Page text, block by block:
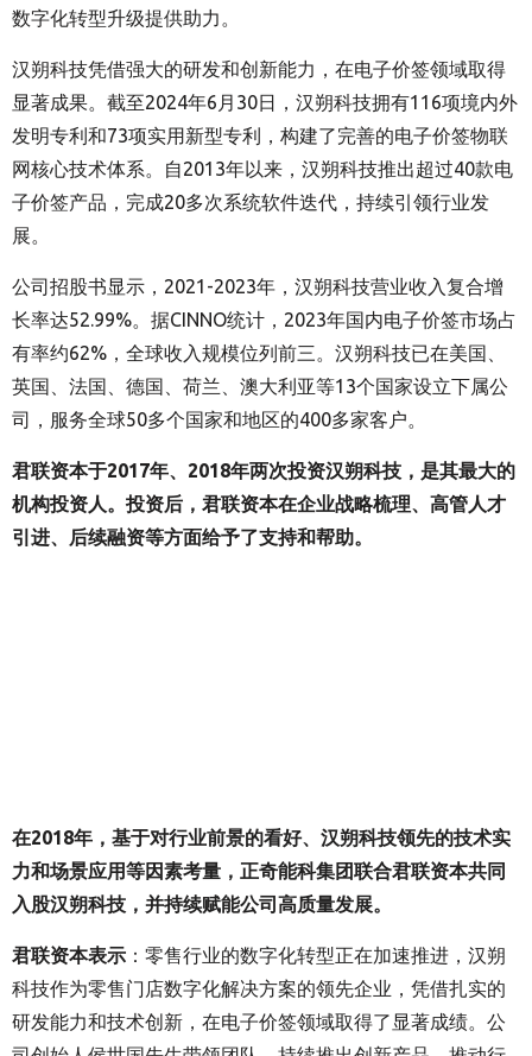
数字化转型升级提供助力。
汉朔科技凭借强大的研发和创新能力，在电子价签领域取得
显著成果。截至2024年6月30日，汉朔科技拥有116项境内外
发明专利和73项实用新型专利，构建了完善的电子价签物联
网核心技术体系。自2013年以来，汉朔科技推出超过40款电
子价签产品，完成20多次系统软件迭代，持续引领行业发
展。
公司招股书显示，2021-2023年，汉朔科技营业收入复合增
长率达52.99%。据CINNO统计，2023年国内电子价签市场占
有率约62%，全球收入规模位列前三。汉朔科技已在美国、
英国、法国、德国、荷兰、澳大利亚等13个国家设立下属公
司，服务全球50多个国家和地区的400多家客户。
君联资本于2017年、2018年两次投资汉朔科技，是其最大的
机构投资人。投资后，君联资本在企业战略梳理、高管人才
引进、后续融资等方面给予了支持和帮助。
在2018年，基于对行业前景的看好、汉朔科技领先的技术实
力和场景应用等因素考量，正奇能科集团联合君联资本共同
入股汉朔科技，并持续赋能公司高质量发展。
君联资本表示 ：零售行业的数字化转型正在加速推进，汉朔
科技作为零售门店数字化解决方案的领先企业，凭借扎实的
研发能力和技术创新，在电子价签领域取得了显著成绩。公